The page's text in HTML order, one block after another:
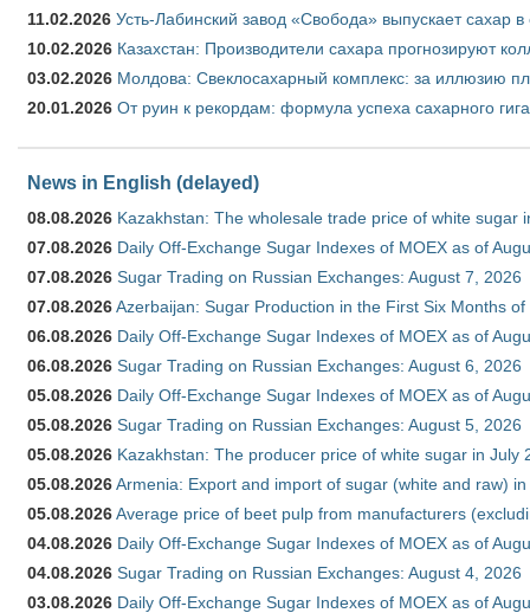
11.02.2026 Усть-Лабинский завод «Свобода» выпускает сахар в
10.02.2026 Казахстан: Производители сахара прогнозируют
03.02.2026 Молдова: Свеклосахарный комплекс: за иллюзию
20.01.2026 От руин к рекордам: формула успеха сахарного
News in English (delayed)
08.08.2026 Kazakhstan: The wholesale trade price of white sugar
07.08.2026 Daily Off-Exchange Sugar Indexes of MOEX as of
07.08.2026 Sugar Trading on Russian Exchanges: August 7, 2026
07.08.2026Azerbaijan: Sugar Production in the First Six Months of
06.08.2026 Daily Off-Exchange Sugar Indexes of MOEX as of
06.08.2026 Sugar Trading on Russian Exchanges: August 6, 2026
05.08.2026 Daily Off-Exchange Sugar Indexes of MOEX as of
05.08.2026 Sugar Trading on Russian Exchanges: August 5, 2026
05.08.2026 Kazakhstan: The producer price of white sugar in July
05.08.2026Armenia: Export and import of sugar (white and raw)
05.08.2026Average price of beet pulp from manufacturers
04.08.2026 Daily Off-Exchange Sugar Indexes of MOEX as of
04.08.2026 Sugar Trading on Russian Exchanges: August 4, 2026
03.08.2026 Daily Off-Exchange Sugar Indexes of MOEX as of